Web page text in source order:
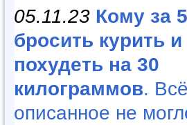
05.11.23 Кому за
бросить курить и
похудеть на 30
килограммов.
описанное не